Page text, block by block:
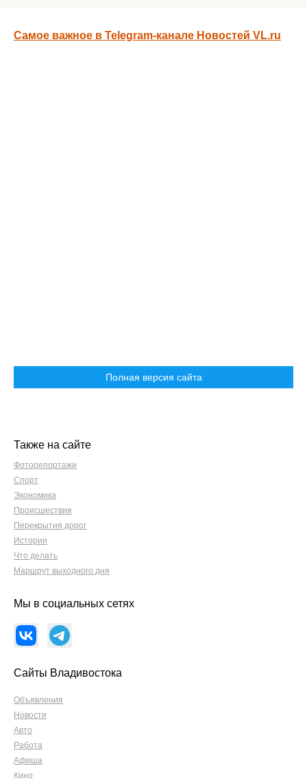
Самое важное в Telegram-канале Новостей VL.ru
Полная версия сайта
Также на сайте
Фоторепортажи
Спорт
Экономика
Происшествия
Перекрытия дорог
Истории
Что делать
Маршрут выходного дня
Мы в социальных сетях
Сайты Владивостока
Объявления
Новости
Авто
Работа
Афиша
Кино